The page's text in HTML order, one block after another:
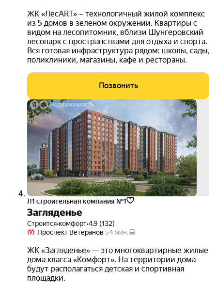
ЖК «ЛесART» – технологичный жилой комплекс
из 5 домов в зеленом окружении. Квартиры с
видом на лесопитомник, вблизи Шунгеровский
лесопарк с пространствами для отдыха и спорта.
Вся готовая инфраструктура рядом: школы, сады,
поликлиники, магазины, кафе и рестораны.
Позвонить
Л1 cтроительная компания №1
Загляденье
Строится•комфорт•4.9 (132)
Проспект Ветеранов 54 мин.
ЖК «Загляденье» — это многоквартирные жилые
дома класса «Комфорт». На территории дома
будут располагаться детская и спортивная
площадки.